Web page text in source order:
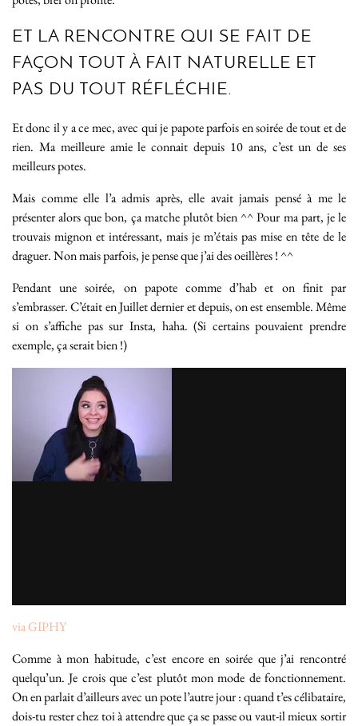
ET LA RENCONTRE QUI SE FAIT DE
FAÇON TOUT À FAIT NATURELLE ET
PAS DU TOUT RÉFLÉCHIE.
Et donc il y a ce mec, avec qui je papote parfois en soirée de tout et de
rien. Ma meilleure amie le connait depuis 10 ans, c’est un de ses
meilleurs potes.
Mais comme elle l’a admis après, elle avait jamais pensé à me le
présenter alors que bon, ça matche plutôt bien ^^ Pour ma part, je le
trouvais mignon et intéressant, mais je m’étais pas mise en tête de le
draguer. Non mais parfois, je pense que j’ai des oeillères ! ^^
Pendant une soirée, on papote comme d’hab et on finit par
s’embrasser. C’était en Juillet dernier et depuis, on est ensemble. Même
si on s’affiche pas sur Insta, haha. (Si certains pouvaient prendre
exemple, ça serait bien !)
via GIPHY
Comme à mon habitude, c’est encore en soirée que j’ai rencontré
quelqu’un. Je crois que c’est plutôt mon mode de fonctionnement.
On en parlait d’ailleurs avec un pote l’autre jour : quand t’es célibataire,
dois-tu rester chez toi à attendre que ça se passe ou vaut-il mieux sortir